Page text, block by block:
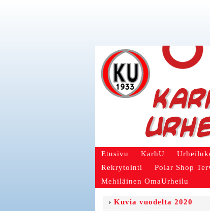
Etusivu KarhU
Rekrytointi
Polar Shop
Mehiläinen OmaUrheilu
Kuvia vuodelta 2020